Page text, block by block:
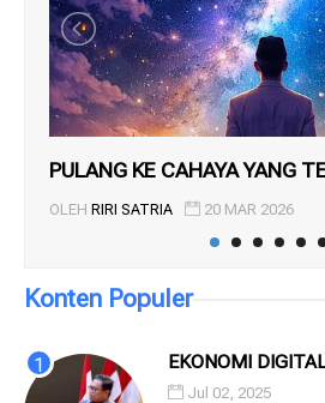
PULANG KE CAHAYA YANG
OLEH RIRI SATRIA 20 MAR 2026
Konten Populer
EKONOMI
Jul 02, 2025